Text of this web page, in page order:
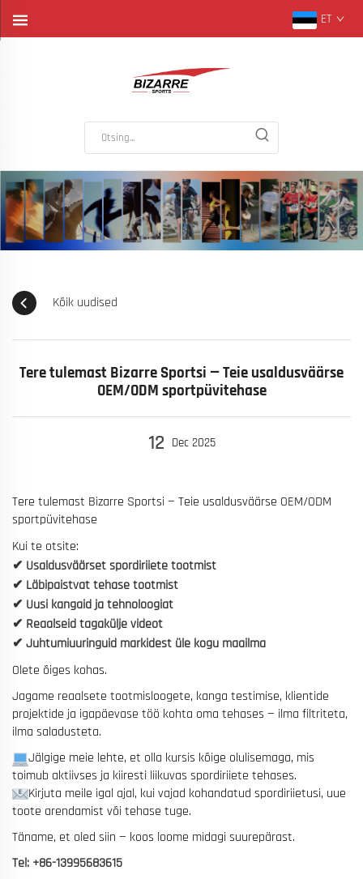
ET
Kõik uudised
Tere tulemast Bizarre Sportsi — Teie usaldusväärse
OEM/ODM sportpüvitehase
12 Dec 2025
Tere tulemast Bizarre Sportsi — Teie usaldusväärse OEM/ODM
sportpüvitehase
Kui te otsite:
✔ Usaldusväärset spordiriiete tootmist
✔ Läbipaistvat tehase tootmist
✔ Uusi kangaid ja tehnoloogiat
✔ Reaalseid tagakülje videot
✔ Juhtumiuuringuid markidest üle kogu maailma
Olete õiges kohas.
Jagame reaalsete tootmisloogete, kanga testimise, klientide
projektide ja igapäevase töö kohta oma tehases — ilma filtriteta,
ilma saladusteta.
Jälgige meie lehte, et olla kursis kõige olulisemaga, mis
toimub aktiivses ja kiiresti liikuvas spordiriiete tehases.
Kirjuta meile igal ajal, kui vajad kohandatud spordiriietusi, uue
toote arendamist või tehase tuge.
Täname, et oled siin — koos loome midagi suurepärast.
Tel: +86-13995683615